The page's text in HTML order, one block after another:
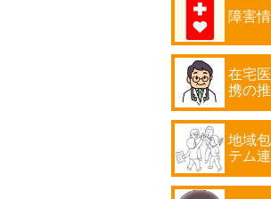
障害
在宅
携の
地域
テム